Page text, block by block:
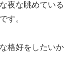
夜な眺めている
す。
格好をしたいか